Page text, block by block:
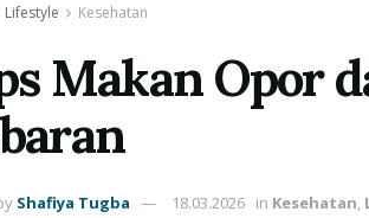
Lifestyle Kesehatan
Makan Opor
Shafiya Tugba 18.03.2026 in Kesehatan,